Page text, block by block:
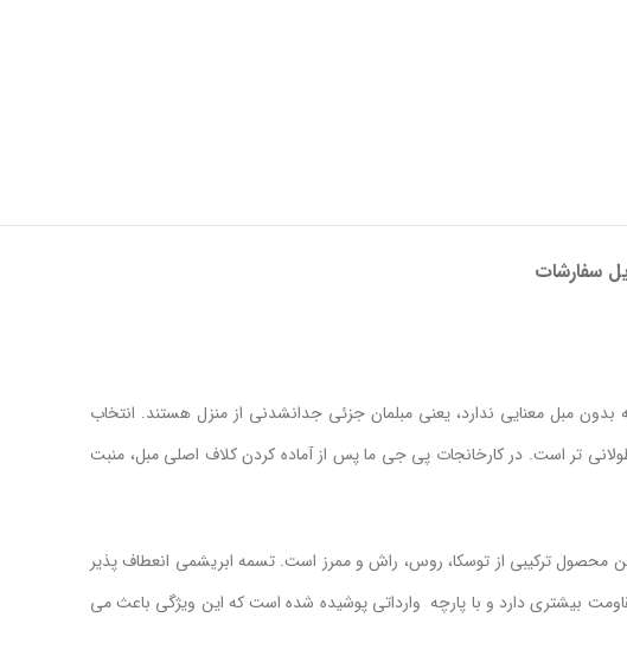
سفارشات
بدون مبل معنایی ندارد، یعنی مبلمان جزئی جدانشدنی از منزل هستند. انتخاب
تر است. در کارخانجات پی جی ما پس از آماده کردن کلاف اصلی مبل، منبت
ترکیبی از توسکا، روس، راش و ممرز است. تسمه ابریشمی انعطاف پذیر
بیشتری دارد و با پارچه وارداتی پوشیده شده است که این ویژگی باعث می